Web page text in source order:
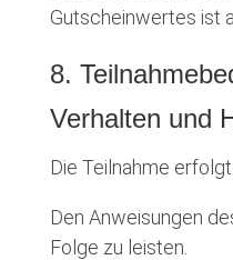
Gutscheinwertes ist
8.
Verhalten und
Die Teilnahme
Den Anweisungen
Folge zu leisten.